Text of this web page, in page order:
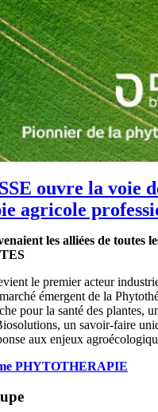
ouvre la voie
agricole
les alliées de toutes
le premier acteur
émergent de la
pour la santé des plantes,
un savoir-faire
aux enjeux
PHYTOTHERAPIE